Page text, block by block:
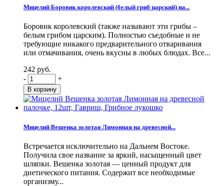
Мицелий Боровик королевский (белый гриб царский) на...
Боровик королевский (также называют эти грибы –
белым грибом царским). Полностью съедобные и не
требующие никакого предварительного отваривания
или отмачивания, очень вкусны в любых блюдах. Все...
242 руб.
-
+
Мицелий Вешенка золотая Лимонная на древесной...
Встречается исключительно на Дальнем Востоке.
Получила свое название за яркий, насыщенный цвет
шляпки. Вешенка золотая — ценный продукт для
диетического питания. Содержит все необходимые
организму...